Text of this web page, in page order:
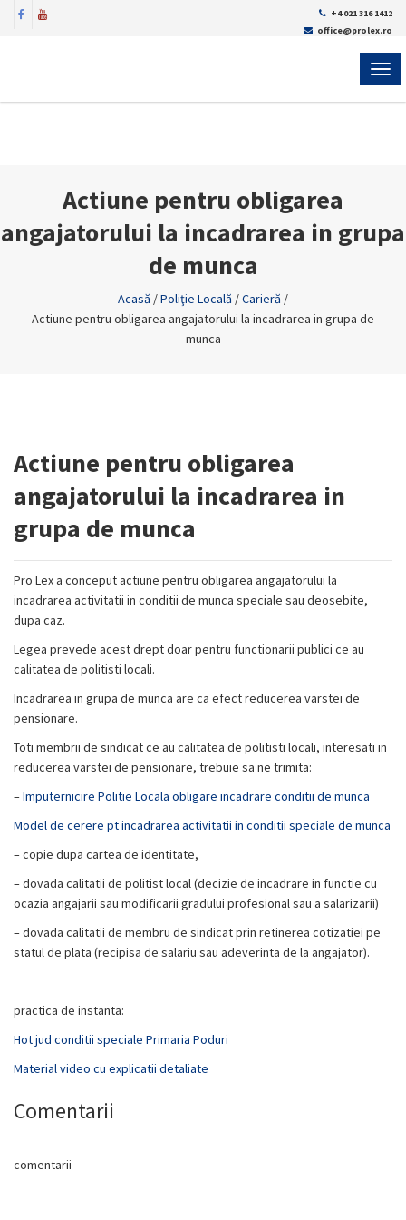
+4 021 316 1412
office@prolex.ro
Actiune pentru obligarea
angajatorului la incadrarea in grupa
de munca
Acasă /Poliţie Locală /Carieră /
Actiune pentru obligarea angajatorului la incadrarea in grupa de
munca
Actiune pentru obligarea
angajatorului la incadrarea in
grupa de munca
Pro Lex a conceput actiune pentru obligarea angajatorului la
incadrarea activitatii in conditii de munca speciale sau deosebite,
dupa caz.
Legea prevede acest drept doar pentru functionarii publici ce au
calitatea de politisti locali.
Incadrarea in grupa de munca are ca efect reducerea varstei de
pensionare.
Toti membrii de sindicat ce au calitatea de politisti locali, interesati in
reducerea varstei de pensionare, trebuie sa ne trimita:
–Imputernicire Politie Locala obligare incadrare conditii de munca
Model de cerere pt incadrarea activitatii in conditii speciale de munca
– copie dupa cartea de identitate,
– dovada calitatii de politist local (decizie de incadrare in functie cu
ocazia angajarii sau modificarii gradului profesional sau a salarizarii)
– dovada calitatii de membru de sindicat prin retinerea cotizatiei pe
statul de plata (recipisa de salariu sau adeverinta de la angajator).
practica de instanta:
Hot jud conditii speciale Primaria Poduri
Material video cu explicatii detaliate
Comentarii
comentarii